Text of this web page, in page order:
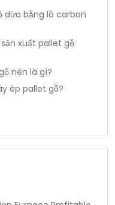
dừa bằng lò carbon
xuất pallet gỗ
nén là gì?
ép pallet gỗ?